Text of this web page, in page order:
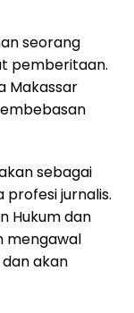
seorang
pemberitaan.
Makassar
sebagai
jurnalis.
Hukum dan
mengawal
dan akan